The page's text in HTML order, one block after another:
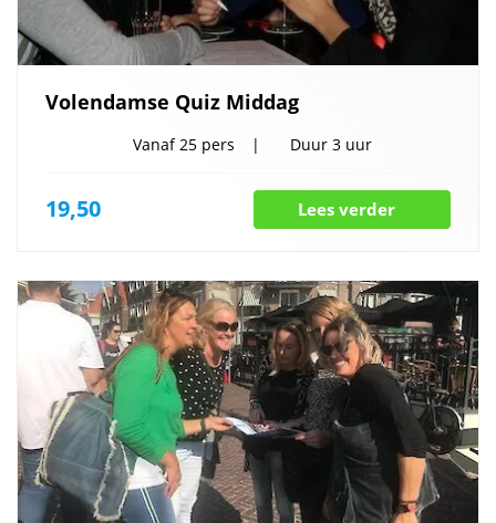
Volendamse Quiz Middag
Vanaf 25 pers Duur 3 uur
19,50 Lees verder